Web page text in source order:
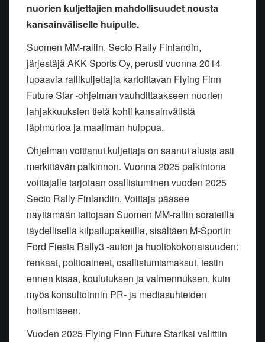
nuorien kuljettajien mahdollisuudet nousta
kansainväliselle huipulle.
Suomen MM-rallin, Secto Rally Finlandin,
järjestäjä AKK Sports Oy, perusti vuonna 2014
lupaavia rallikuljettajia kartoittavan Flying Finn
Future Star -ohjelman vauhdittaakseen nuorten
lahjakkuuksien tietä kohti kansainvälistä
läpimurtoa ja maailman huippua.
Ohjelman voittanut kuljettaja on saanut alusta asti
merkittävän palkinnon. Vuonna 2025 palkintona
voittajalle tarjotaan osallistuminen vuoden 2025
Secto Rally Finlandiin. Voittaja pääsee
näyttämään taitojaan Suomen MM-rallin sorateillä
täydellisellä kilpailupaketilla, sisältäen M-Sportin
Ford Fiesta Rally3 -auton ja huoltokokonaisuuden:
renkaat, polttoaineet, osallistumismaksut, testin
ennen kisaa, koulutuksen ja valmennuksen, kuin
myös konsultoinnin PR- ja mediasuhteiden
hoitamiseen.
Vuoden 2025 Flying Finn Future Stariksi valittiin